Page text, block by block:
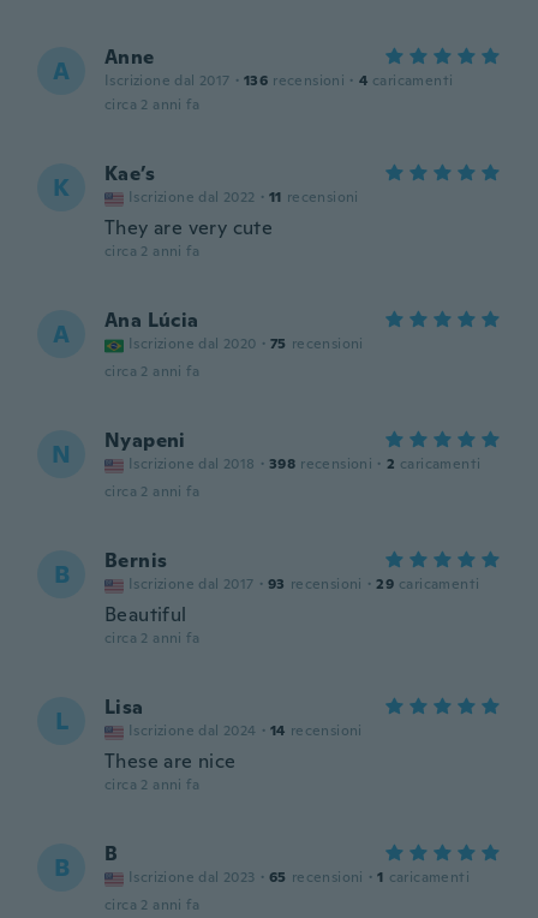
A Anne
Iscrizione dal 2017 · 136 recensioni · 4 caricamenti
circa 2 anni fa
K Kae’s
Iscrizione dal 2022 · 11 recensioni
They are very cute
circa 2 anni fa
A Ana Lúcia
Iscrizione dal 2020 · 75 recensioni
circa 2 anni fa
N Nyapeni
Iscrizione dal 2018 · 398 recensioni · 2 caricamenti
circa 2 anni fa
B Bernis
Iscrizione dal 2017 · 93 recensioni · 29 caricamenti
Beautiful
circa 2 anni fa
L Lisa
Iscrizione dal 2024 · 14 recensioni
These are nice
circa 2 anni fa
B B
Iscrizione dal 2023 · 65 recensioni · 1 caricamenti
circa 2 anni fa